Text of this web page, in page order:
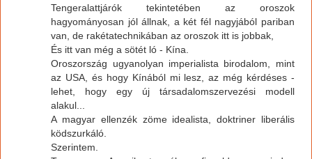
Tengeralattjárók tekintetében az oroszok
hagyományosan jól állnak, a két fél nagyjából pariban
van, de rakétatechnikában az oroszok itt is jobbak,
És itt van még a sötét ló - Kína.
Oroszország ugyanolyan imperialista birodalom, mint
az USA, és hogy Kínából mi lesz, az még kérdéses -
lehet, hogy egy új társadalomszervezési modell
alakul...
A magyar ellenzék zöme idealista, doktriner liberális
ködszurkáló.
Szerintem.